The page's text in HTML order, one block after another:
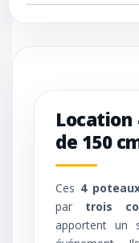
de 150
Ces 4
par trois
apportent un